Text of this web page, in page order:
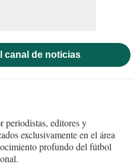
canal de noticias
periodistas, editores y
exclusivamente en el área
profundo del fútbol